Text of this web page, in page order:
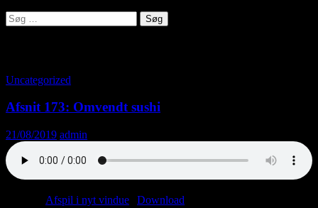
Søg
efter:
Uncategorized
Afsnit 173: Omvendt sushi
21/08/2019 admin
Afspil i nyt vindue Download